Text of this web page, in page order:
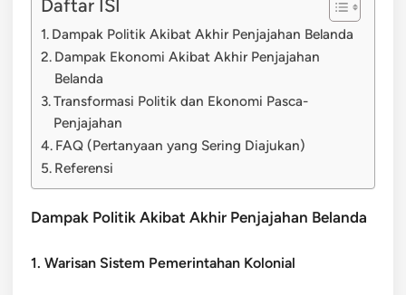
Daftar ISI
Dampak Politik Akibat Akhir Penjajahan Belanda
Dampak Ekonomi Akibat Akhir Penjajahan
Belanda
Transformasi Politik dan Ekonomi Pasca-
Penjajahan
FAQ (Pertanyaan yang Sering Diajukan)
Referensi
Dampak Politik Akibat Akhir Penjajahan Belanda
1. Warisan Sistem Pemerintahan Kolonial